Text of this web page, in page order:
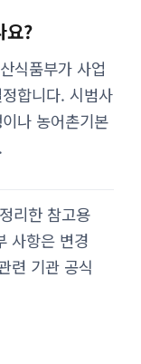
요?
식품부가 사업
합니다. 시범사
나 농어촌기본
리한 참고용
사항은 변경
련 기관 공식